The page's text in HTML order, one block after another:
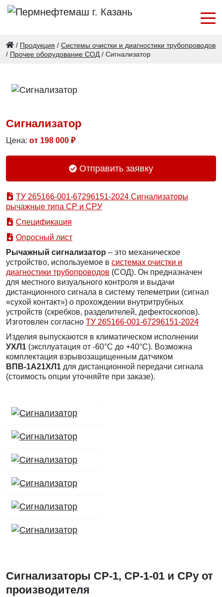
/ Продукция / Системы очистки и диагностики трубопроводов
/ Прочее оборудование СОД / Сигнализатор
Сигнализатор
Цена: от 198 000 ₽
Отправить заявку
ТУ 265166-001-67296151-2024 Сигнализаторы
рычажные типа СР и СРУ
Спецификация
Опросный лист
Рычажный сигнализатор – это механическое
устройство, используемое в системах очистки и
диагностики трубопроводов (СОД). Он предназначен
для местного визуального контроля и выдачи
дистанционного сигнала в систему телеметрии (сигнал
«сухой контакт») о прохождении внутритрубных
устройств (скребков, разделителей, дефектоскопов).
Изготовлен согласно ТУ 265166-001-67296151-2024
Изделия выпускаются в климатическом исполнении
УХЛ1 (эксплуатация от -60°C до +40°C). Возможна
комплектация взрывозащищенным датчиком
ВПВ-1А21ХЛ1 для дистанционной передачи сигнала
(стоимость опции уточняйте при заказе).
Сигнализаторы СР-1, СР-1-01 и СРу от
производителя